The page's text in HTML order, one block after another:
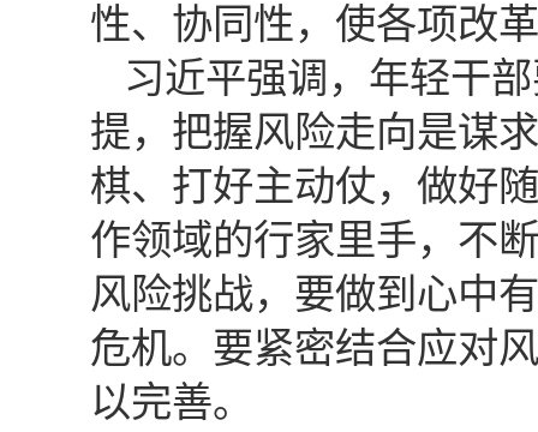
性、协同性，使各项改
习近平强调，年轻干
提，把握风险走向是谋
棋、打好主动仗，做好
作领域的行家里手，不
风险挑战，要做到心中
危机。要紧密结合应对
以完善。